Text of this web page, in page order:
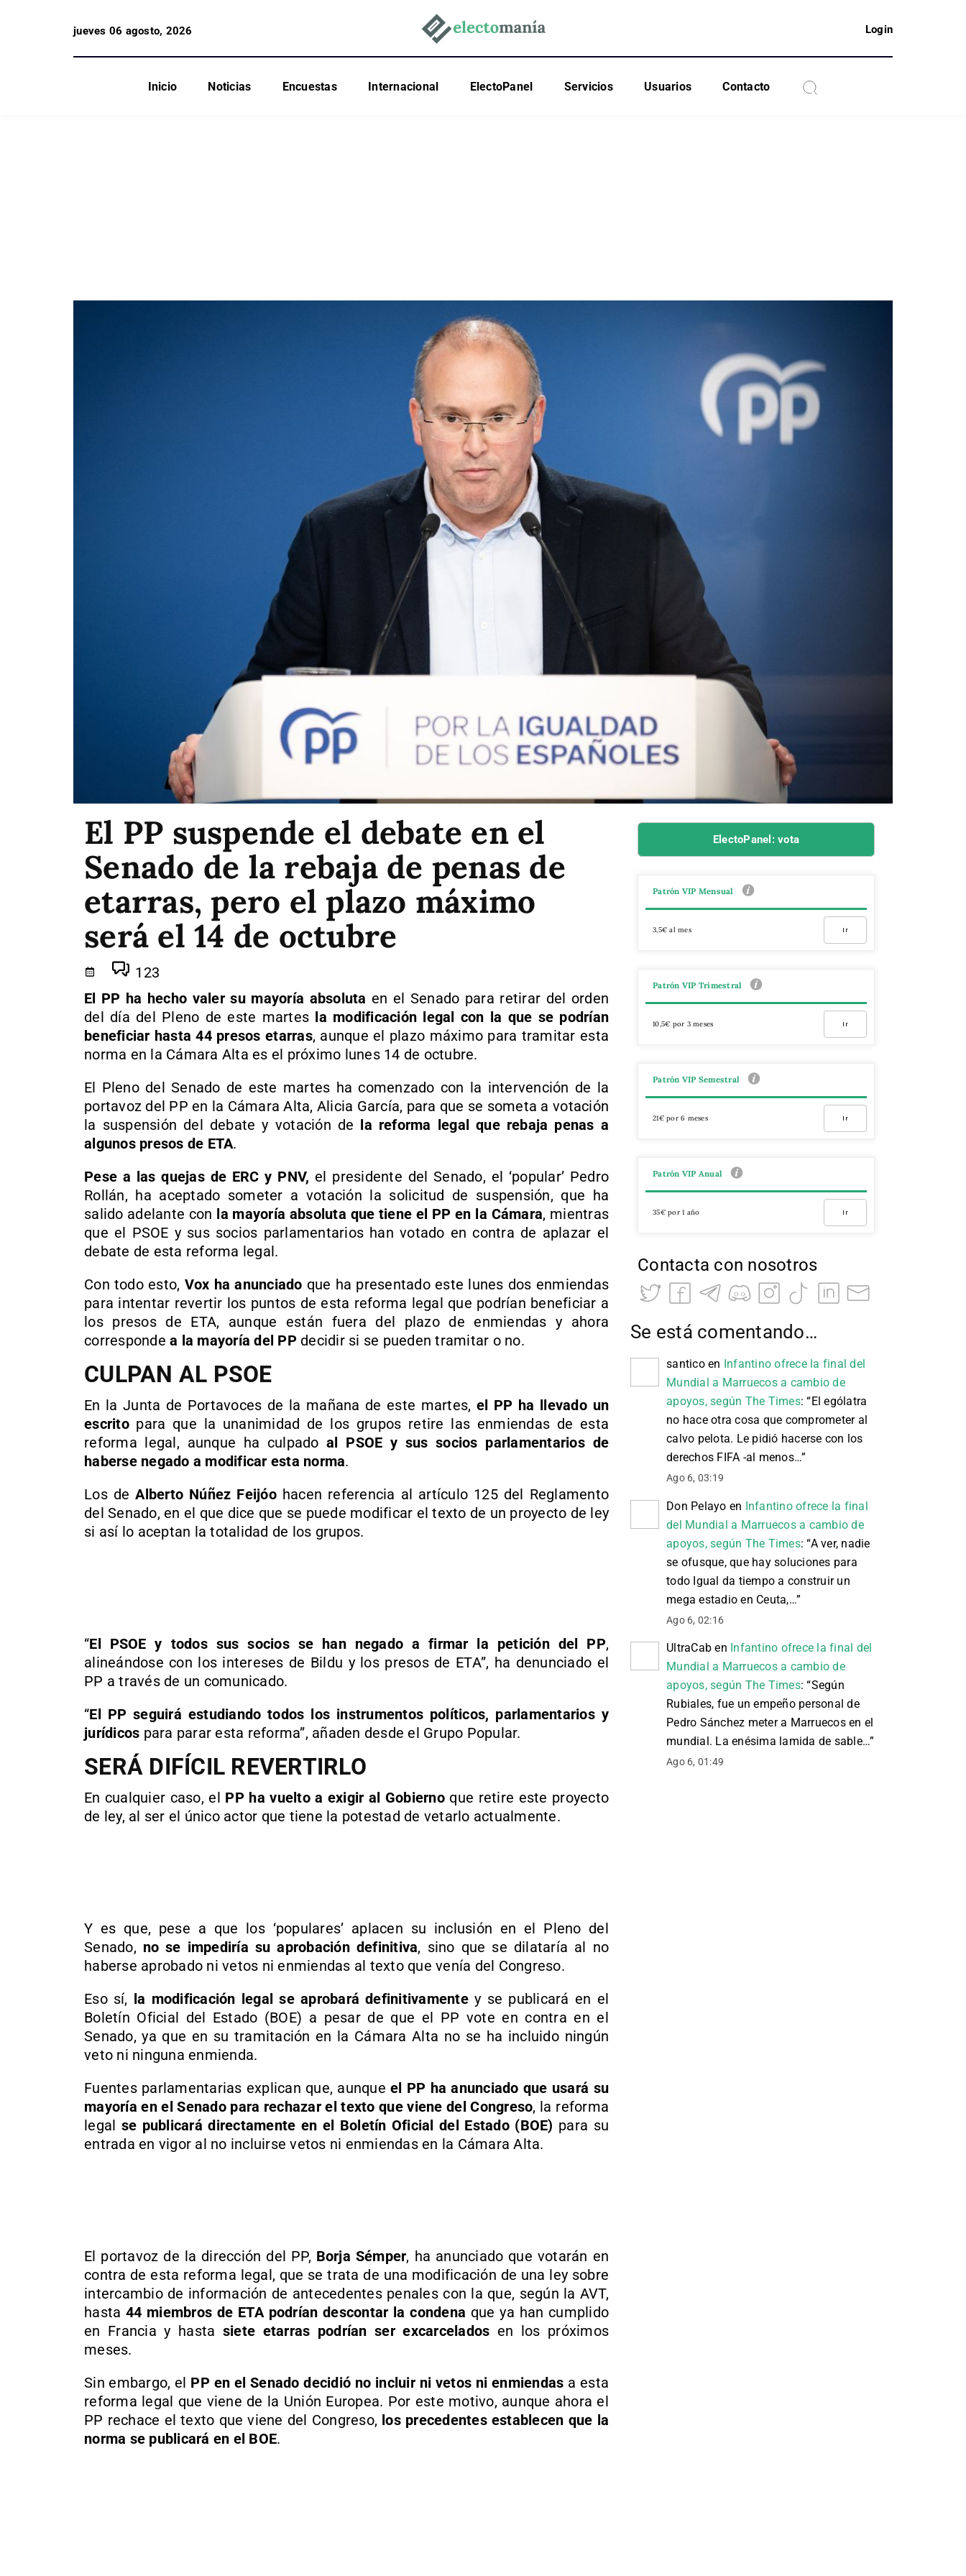
jueves 06 agosto, 2026 Login
Inicio Noticias Encuestas Internacional ElectoPanel Servicios Usuarios Contacto
El PP suspende el debate en el
Senado de la rebaja de penas de
etarras, pero el plazo máximo
será el 14 de octubre
123
El PP ha hecho valer su mayoría absoluta en el Senado para retirar del orden
del día del Pleno de este martes la modificación legal con la que se podrían
beneficiar hasta 44 presos etarras, aunque el plazo máximo para tramitar esta
norma en la Cámara Alta es el próximo lunes 14 de octubre.
El Pleno del Senado de este martes ha comenzado con la intervención de la
portavoz del PP en la Cámara Alta, Alicia García, para que se someta a votación
la suspensión del debate y votación de la reforma legal que rebaja penas a
algunos presos de ETA.
Pese a las quejas de ERC y PNV, el presidente del Senado, el ‘popular’ Pedro
Rollán, ha aceptado someter a votación la solicitud de suspensión, que ha
salido adelante con la mayoría absoluta que tiene el PP en la Cámara, mientras
que el PSOE y sus socios parlamentarios han votado en contra de aplazar el
debate de esta reforma legal.
Con todo esto, Vox ha anunciado que ha presentado este lunes dos enmiendas
para intentar revertir los puntos de esta reforma legal que podrían beneficiar a
los presos de ETA, aunque están fuera del plazo de enmiendas y ahora
corresponde a la mayoría del PPdecidir si se pueden tramitar o no.
CULPAN AL PSOE
En la Junta de Portavoces de la mañana de este martes,el PP ha llevado un
escritopara que la unanimidad de los grupos retire las enmiendas de esta
reforma legal, aunque ha culpadoal PSOE y sus socios parlamentarios de
haberse negado a modificar esta norma.
Los deAlberto Núñez Feijóohacen referencia al artículo 125 del Reglamento
del Senado, en el que dice que se puede modificar el texto de un proyecto de ley
si así lo aceptan la totalidad de los grupos.
“El PSOE y todos sus socios se han negado a firmar la petición del PP,
alineándose con los intereses de Bildu y los presos de ETA”, ha denunciado el
PP a través de un comunicado.
“El PP seguirá estudiando todos los instrumentos políticos, parlamentarios y
jurídicos para parar esta reforma”, añaden desde el Grupo Popular.
SERÁ DIFÍCIL REVERTIRLO
En cualquier caso, el PP ha vuelto a exigir al Gobiernoque retire este proyecto
de ley, al ser el único actor que tiene la potestad de vetarlo actualmente.
Y es que, pese a que los ‘populares’ aplacen su inclusión en el Pleno del
Senado, no se impediría su aprobación definitiva, sino que se dilataría al no
haberse aprobado ni vetos ni enmiendas al texto que venía del Congreso.
Eso sí, la modificación legal se aprobará definitivamentey se publicará en el
Boletín Oficial del Estado (BOE) a pesar de que el PP vote en contra en el
Senado, ya que en su tramitación en la Cámara Alta no se ha incluido ningún
veto ni ninguna enmienda.
Fuentes parlamentarias explican que, aunqueel PP ha anunciado que usará su
mayoría en el Senado para rechazar el texto que viene del Congreso, la reforma
legal se publicará directamente en el Boletín Oficial del Estado (BOE) para su
entrada en vigor al no incluirse vetos ni enmiendas en la Cámara Alta.
El portavoz de la dirección del PP, Borja Sémper, ha anunciado que votarán en
contra de esta reforma legal, que se trata de una modificación de una ley sobre
intercambio de información de antecedentes penales con la que, según la AVT,
hasta 44 miembros de ETA podrían descontar la condena que ya han cumplido
en Francia y hasta siete etarras podrían ser excarcelados en los próximos
meses.
Sin embargo, el PP en el Senado decidió no incluir ni vetos ni enmiendas a esta
reforma legal que viene de la Unión Europea. Por este motivo, aunque ahora el
PP rechace el texto que viene del Congreso, los precedentes establecen que la
norma se publicará en el BOE.
ElectoPanel: vota
Patrón VIP Mensual
3,5€ al mes Ir
Patrón VIP Trimestral
10,5€ por 3 meses Ir
Patrón VIP Semestral
21€ por 6 meses Ir
Patrón VIP Anual
35€ por 1 año Ir
Contacta con nosotros
Se está comentando…
santicoen Infantino ofrece la final del
Mundial a Marruecos a cambio de
apoyos, según The Times: “El ególatra
no hace otra cosa que comprometer al
calvo pelota. Le pidió hacerse con los
derechos FIFA -al menos…”
Ago 6, 03:19
Don Pelayo en Infantino ofrece la final
del Mundial a Marruecos a cambio de
apoyos, según The Times: “A ver, nadie
se ofusque, que hay soluciones para
todo Igual da tiempo a construir un
mega estadio en Ceuta,…”
Ago 6, 02:16
UltraCab en Infantino ofrece la final del
Mundial a Marruecos a cambio de
apoyos, según The Times: “Según
Rubiales, fue un empeño personal de
Pedro Sánchez meter a Marruecos en el
mundial. La enésima lamida de sable…”
Ago 6, 01:49